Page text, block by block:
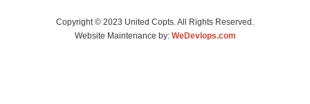
Copyright © 2023 United Copts. All Rights Reserved.
Website Maintenance by: WeDevlops.com